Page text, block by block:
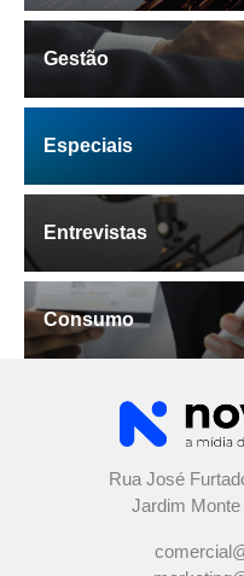
Gestão
Especiais
Entrevistas
Consumo
Rua José
Jardim